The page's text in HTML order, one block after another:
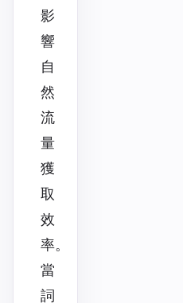
影
響
自
然
流
量
獲
取
效
率。
當
詞